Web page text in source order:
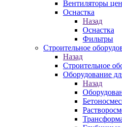
Вентиляторы
Оснастка
Назад
Оснастка
Фильтры
Строительное
Назад
Строительное
Оборудование
Назад